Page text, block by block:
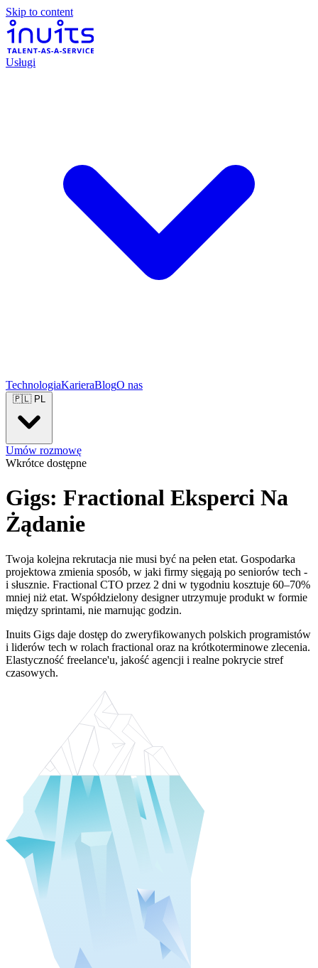
Skip to content
Usługi
TechnologiaKarieraBlogO nas
🇵🇱
Umów rozmowę
Wkrótce dostępne
Gigs: Fractional Eksperci Na
Żądanie
Twoja kolejna rekrutacja nie musi być na pełen etat. Gospodarka
projektowa zmienia sposób, w jaki firmy sięgają po seniorów tech -
i słusznie. Fractional CTO przez 2 dni w tygodniu kosztuje 60–70%
mniej niż etat. Współdzielony designer utrzymuje produkt w formie
między sprintami, nie marnując godzin.
Inuits Gigs daje dostęp do zweryfikowanych polskich programistów
i liderów tech w rolach fractional oraz na krótkoterminowe zlecenia.
Elastyczność freelance'u, jakość agencji i realne pokrycie stref
czasowych.